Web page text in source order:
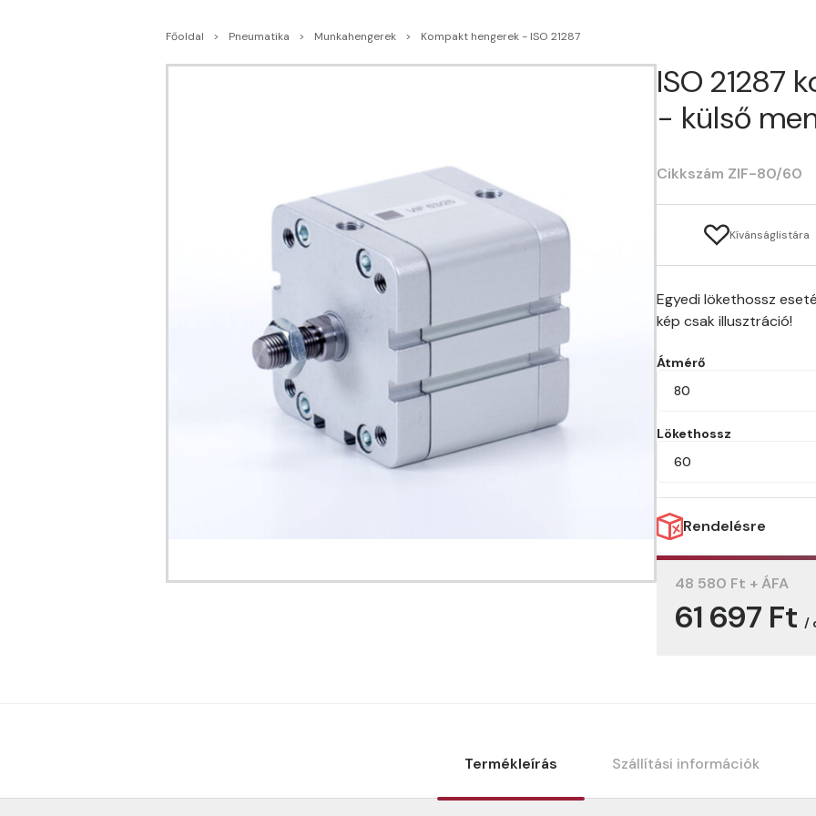
Főoldal Pneumatika Munkahengerek Kompakt hengerek - ISO 21287
ISO 21287
- külső
Cikkszám ZIF-80/60
Kívánságlistára
Egyedi lökethossz
kép csak illusztráció!
Átmérő
80
Lökethossz
60
Rendelésre
48 580 Ft + ÁFA
61 697 Ft /
Termékleírás Szállítási információk